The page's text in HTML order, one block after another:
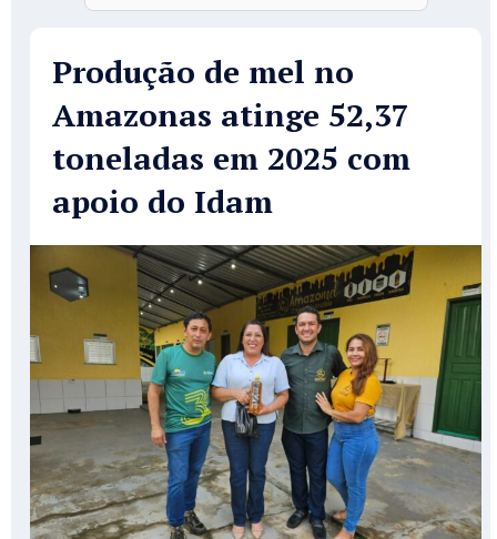
Produção de mel no
Amazonas atinge 52,37
toneladas em 2025 com
apoio do Idam